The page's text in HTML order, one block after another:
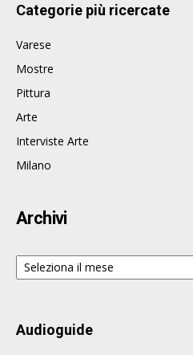
Categorie più ricercate
Varese
Mostre
Pittura
Arte
Interviste Arte
Milano
Archivi
Archivi
Audioguide